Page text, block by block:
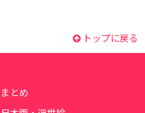
トップに戻る
まとめ